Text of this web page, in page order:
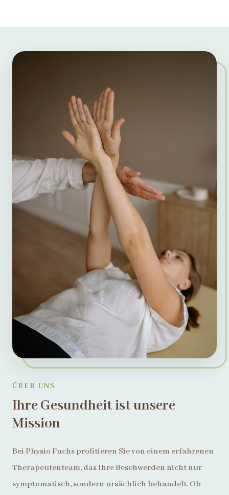
ÜBER UNS
Ihre Gesundheit ist unsere
Mission
Bei Physio Fuchs profitieren Sie von einem erfahrenen
Therapeutenteam, das Ihre Beschwerden nicht nur
symptomatisch, sondern ursächlich behandelt. Ob